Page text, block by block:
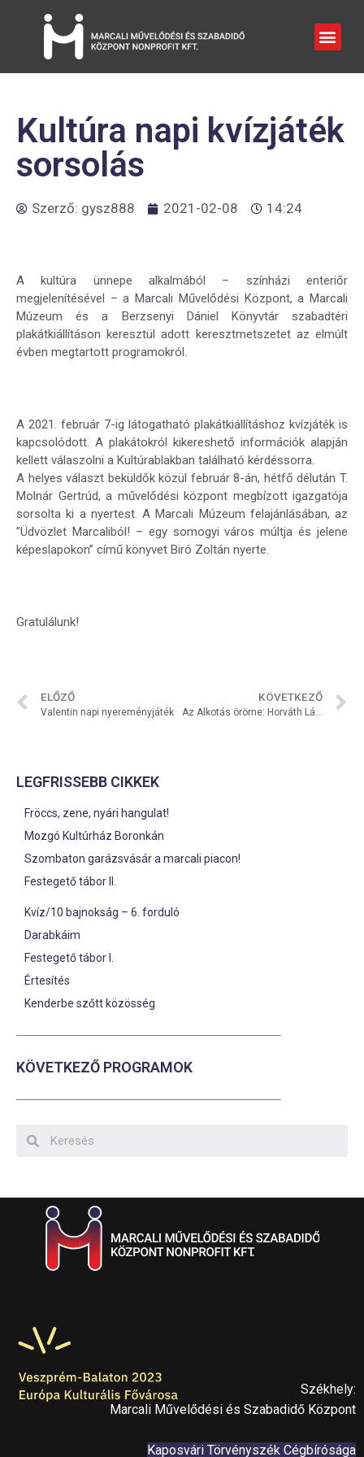
Kultúra napi kvízjáték
sorsolás
Szerző: gysz888 2021-02-08 14:24
A kultúra ünnepe alkalmából – színházi enteriőr
megjelenítésével – a Marcali Művelődési Központ, a Marcali
Múzeum és a Berzsenyi Dániel Könyvtár szabadtéri
plakátkiállításon keresztül adott keresztmetszetet az elmúlt
évben megtartott programokról.
A 2021. február 7-ig látogatható plakátkiállításhoz kvízjáték is
kapcsolódott. A plakátokról kikereshető információk alapján
kellett válaszolni a Kultúrablakban található kérdéssorra.
A helyes választ beküldők közül február 8-án, hétfő délután T.
Molnár Gertrúd, a művelődési központ megbízott igazgatója
sorsolta ki a nyertest. A Marcali Múzeum felajánlásában, az
”Üdvözlet Marcaliból! – egy somogyi város múltja és jelene
képeslapokon” című könyvet Biró Zoltán nyerte.
Gratulálunk!
ELŐZŐ
Valentin napi nyereményjáték
KÖVETKEZŐ
LEGFRISSEBB CIKKEK
Fröccs, zene, nyári hangulat!
Mozgó Kultúrház Boronkán
Szombaton garázsvásár a marcali piacon!
Festegető tábor II.
Kvíz/10 bajnokság – 6. forduló
Darabkáim
Festegető tábor I.
Értesítés
Kenderbe szőtt közösség
KÖVETKEZŐ PROGRAMOK
Székhely:
Marcali Művelődési és Szabadidő Központ
Kaposvári Törvényszék Cégbírósága